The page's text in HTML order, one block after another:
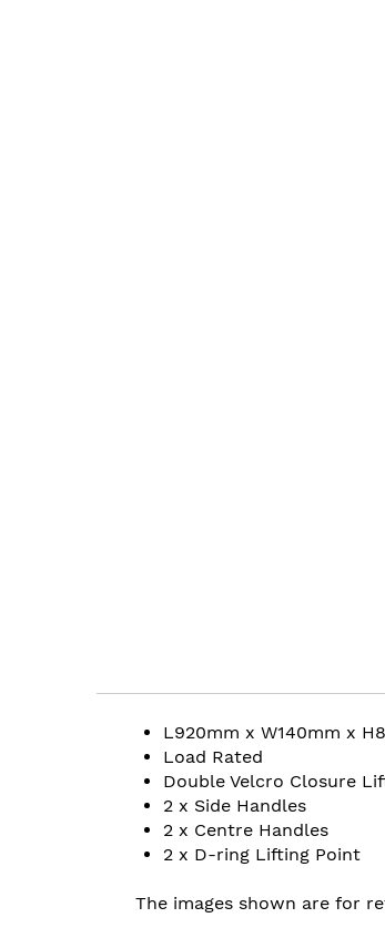
L920mm x W140mm x
Load Rated
Double Velcro Closure
2 x Side Handles
2 x Centre Handles
2 x D-ring Lifting Point
The images shown are for